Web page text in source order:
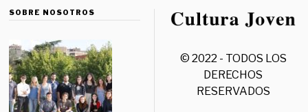
SOBRE NOSOTROS
© 2022 - TODOS LOS
DERECHOS
RESERVADOS